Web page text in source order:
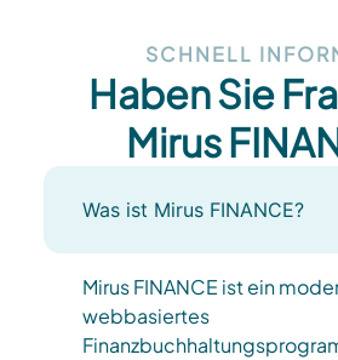
SCHNELL
Haben Sie
Mirus
Was ist Mirus FINANCE?
Mirus FINANCE ist ein
webbasiertes